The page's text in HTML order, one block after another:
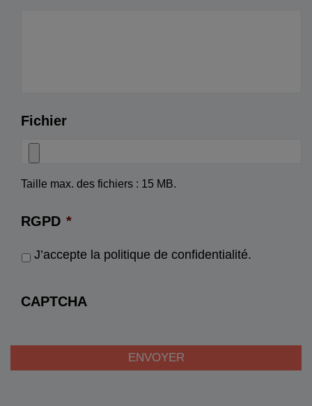
Fichier
Taille max. des fichiers : 15 MB.
RGPD *
J’accepte la politique de confidentialité.
CAPTCHA